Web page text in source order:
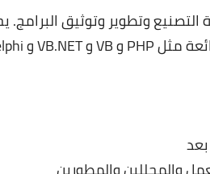
التصنيع وتطوير وتوثيق